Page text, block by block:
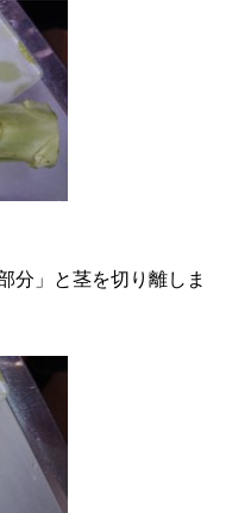
分」と茎を切り離しま